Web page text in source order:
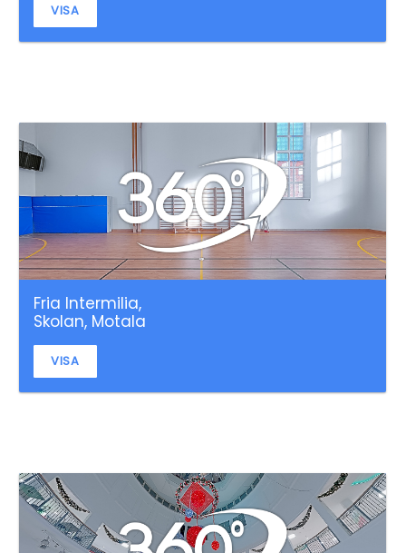
VISA
Fria Intermilia,
Skolan, Motala
VISA